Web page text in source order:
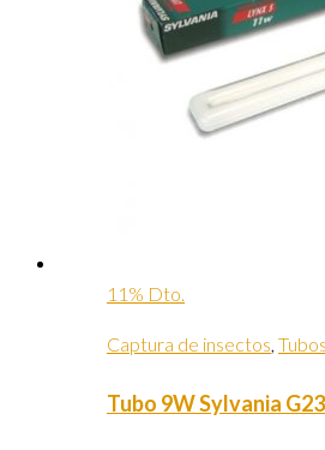
11% Dto.
Captura de insectos,
Tubo 9W Sylvania